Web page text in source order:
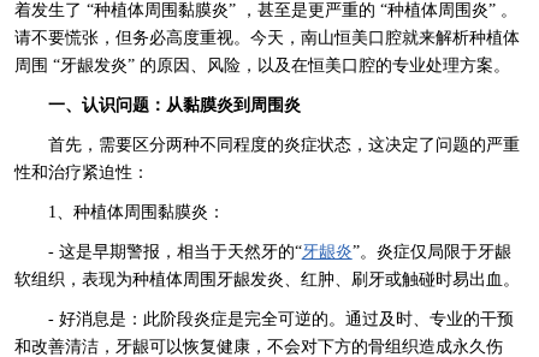
着发生了 “种植体周围黏膜炎” ，甚至是更严重的 “种植体周围炎” 。
请不要慌张，但务必高度重视。今天，南山恒美口腔就来解析种植体
周围 “牙龈发炎” 的原因、风险，以及在恒美口腔的专业处理方案。
一、认识问题：从黏膜炎到周围炎
首先，需要区分两种不同程度的炎症状态，这决定了问题的严重
性和治疗紧迫性：
1、种植体周围黏膜炎：
- 这是早期警报，相当于天然牙的“牙龈炎”。炎症仅局限于牙龈
软组织，表现为种植体周围牙龈发炎、红肿、刷牙或触碰时易出血。
- 好消息是：此阶段炎症是完全可逆的。通过及时、专业的干预
和改善清洁，牙龈可以恢复健康，不会对下方的骨组织造成永久伤